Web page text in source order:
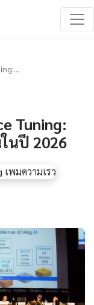
Tuning:
นปี 2026